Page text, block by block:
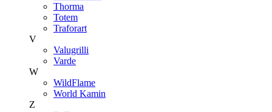
Thorma
Totem
Traforart
V
Valugrilli
Varde
W
WildFlame
World Kamin
Z